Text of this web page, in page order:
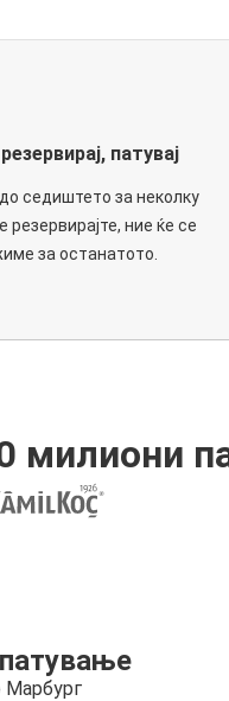
патувај
седиштето за неколку
резервирајте, ние ќе се
за останатото.
милиони
Марбург